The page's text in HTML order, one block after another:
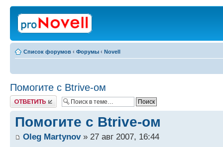
Список форумов ‹ Форумы ‹ Novell
Помогите с Btrive-ом
Ответить
Помогите с Btrive-ом
Oleg Martynov» 27 авг 2007, 16:44